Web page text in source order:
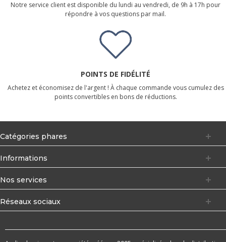
Notre service client est disponible du lundi au vendredi, de 9h à 17h pour
répondre à vos questions par mail.
POINTS DE FIDÉLITÉ
Achetez et économisez de l'argent ! À chaque commande vous cumulez des
points convertibles en bons de réductions.
Catégories phares
Informations
Nos services
Réseaux sociaux